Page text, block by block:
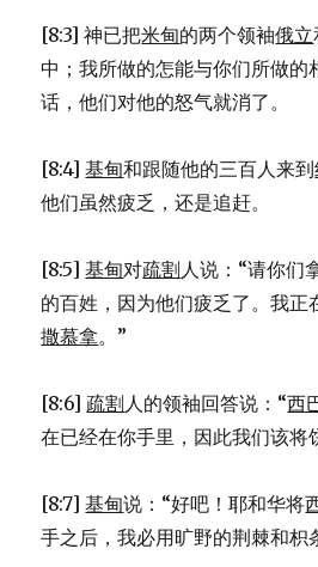
[8:3] 神已把米甸的两个领袖俄立
中；我所做的怎能与你们所做的
话，他们对他的怒气就消了。
[8:4]基甸和跟随他的三百人来到
他们虽然疲乏，还是追赶。
[8:5]基甸对疏割人说：“请你们
的百姓，因为他们疲乏了。我正
撒慕拿。”
[8:6] 疏割人的领袖回答说：“西
在已经在你手里，因此我们该将
[8:7]基甸说：“好吧！耶和华将
手之后，我必用旷野的荆棘和枳